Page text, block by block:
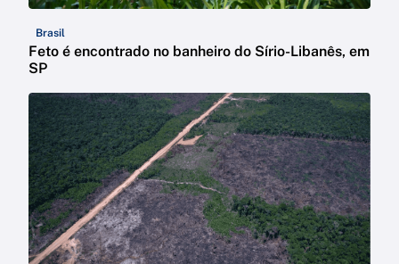
Brasil
Feto é encontrado no banheiro do Sírio-Libanês, em
SP